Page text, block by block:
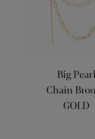
Big Pearl
Chain
GOLD